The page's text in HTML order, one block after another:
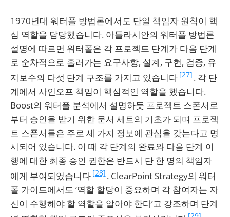
1970년대 워터폴 방법론에서도 단일 책임자 원칙이 핵
심 역할을 담당했습니다. 아틀라시안의 워터폴 방법론
설명에 따르면 워터폴은 각 프로젝트 단계가 다음 단계
로 순차적으로 흘러가는 요구사항, 설계, 구현, 검증, 유
지보수의 다섯 단계 구조를 가지고 있습니다 [27] . 각 단
계에서 사인오프 책임이 핵심적인 역할을 했습니다.
Boost의 워터폴 분석에서 설명하듯 프로젝트 스폰서로
부터 승인을 받기 위한 문서 세트의 기초가 되며 프로젝
트 스폰서들은 주로 세 가지 정보에 관심을 갖는다고 명
시되어 있습니다. 이 때 각 단계의 완료와 다음 단계 이
행에 대한 최종 승인 권한은 반드시 단 한 명의 책임자
에게 부여되었습니다 [28] . ClearPoint Strategy의 워터
폴 가이드에서도 ‘역할 할당이 중요하며 각 참여자는 자
신이 수행해야 할 역할을 알아야 한다’고 강조하며 단계